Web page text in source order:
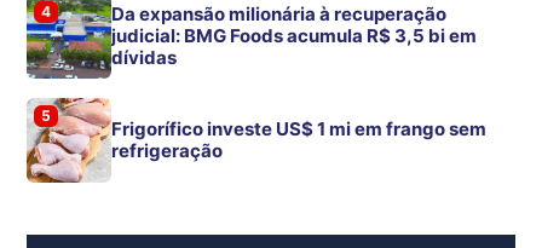
4
Da expansão milionária à recuperação
judicial: BMG Foods acumula R$ 3,5 bi em
dívidas
5
Frigorífico investe US$ 1 mi em frango sem
refrigeração